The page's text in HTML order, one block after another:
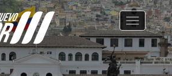
Toggle
navigation